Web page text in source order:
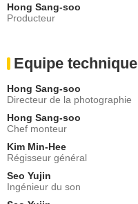
Hong Sang-soo
Producteur
Equipe technique
Hong Sang-soo
Directeur de la photographie
Hong Sang-soo
Chef monteur
Kim Min-Hee
Régisseur général
Seo Yujin
Ingénieur du son